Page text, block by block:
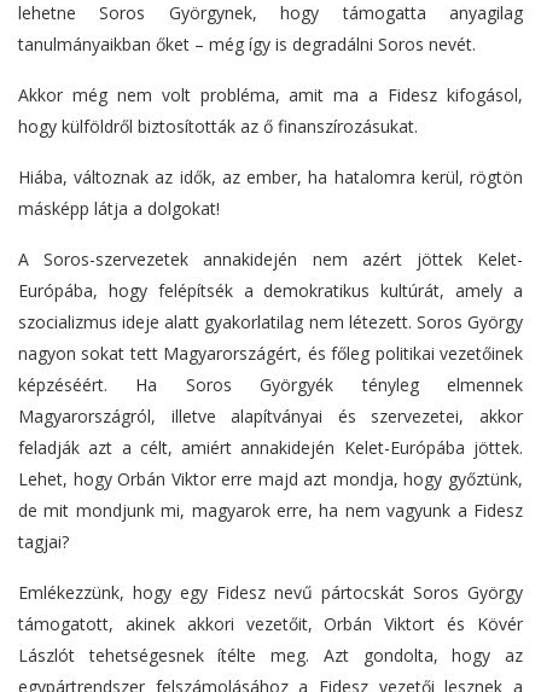
lehetne Soros Györgynek, hogy támogatta anyagilag
tanulmányaikban őket – még így is degradálni Soros nevét.
Akkor még nem volt probléma, amit ma a Fidesz kifogásol,
hogy külföldről biztosították az ő finanszírozásukat.
Hiába, változnak az idők, az ember, ha hatalomra kerül, rögtön
másképp látja a dolgokat!
A Soros-szervezetek annakidején nem azért jöttek Kelet-
Európába, hogy felépítsék a demokratikus kultúrát, amely a
szocializmus ideje alatt gyakorlatilag nem létezett. Soros György
nagyon sokat tett Magyarországért, és főleg politikai vezetőinek
képzéséért. Ha Soros Györgyék tényleg elmennek
Magyarországról, illetve alapítványai és szervezetei, akkor
feladják azt a célt, amiért annakidején Kelet-Európába jöttek.
Lehet, hogy Orbán Viktor erre majd azt mondja, hogy győztünk,
de mit mondjunk mi, magyarok erre, ha nem vagyunk a Fidesz
tagjai?
Emlékezzünk, hogy egy Fidesz nevű pártocskát Soros György
támogatott, akinek akkori vezetőit, Orbán Viktort és Kövér
Lászlót tehetségesnek ítélte meg. Azt gondolta, hogy az
egypártrendszer felszámolásához a Fidesz vezetői lesznek a